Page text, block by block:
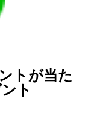
トが当た
ト